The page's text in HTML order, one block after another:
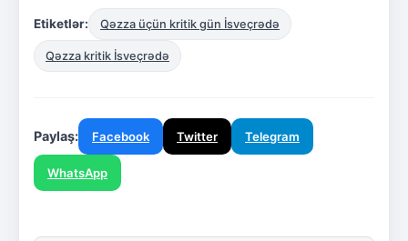
Etiketlər: Qəzza üçün kritik gün İsveçrədə
Qəzza kritik İsveçrədə
Paylaş: Facebook Twitter Telegram
WhatsApp